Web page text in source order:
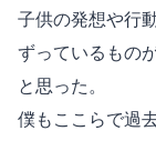
子供の発想や行
ずっているもの
と思った。
僕もここらで過